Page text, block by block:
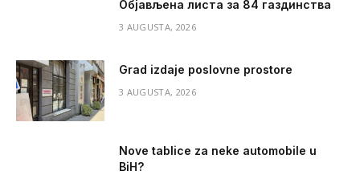
Објављена листа за 84 газдинства
3 AUGUSTA, 2026
Grad izdaje poslovne prostore
3 AUGUSTA, 2026
Nove tablice za neke automobile u
BiH?